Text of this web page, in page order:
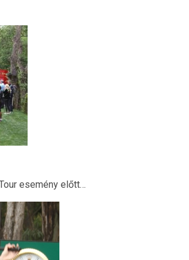
esemény előtt…